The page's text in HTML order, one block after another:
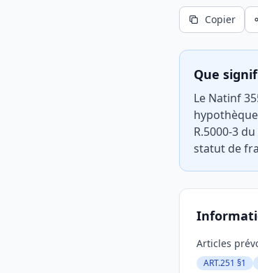
Copier
Que
Le Natinf
R.5000-3
statut de
Articles
ART.251 §1